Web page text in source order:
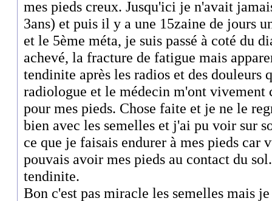
mes pieds creux. Jusqu'ici je n'avait
3ans) et puis il y a une 15zaine de jours
et le 5ème méta, je suis passé à coté du
achevé, la fracture de fatigue mais
tendinite après les radios et des douleurs
radiologue et le médecin m'ont vivement
pour mes pieds. Chose faite et je ne le
bien avec les semelles et j'ai pu voir sur
ce que je faisais endurer à mes pieds car
pouvais avoir mes pieds au contact du
tendinite.
Bon c'est pas miracle les semelles mais